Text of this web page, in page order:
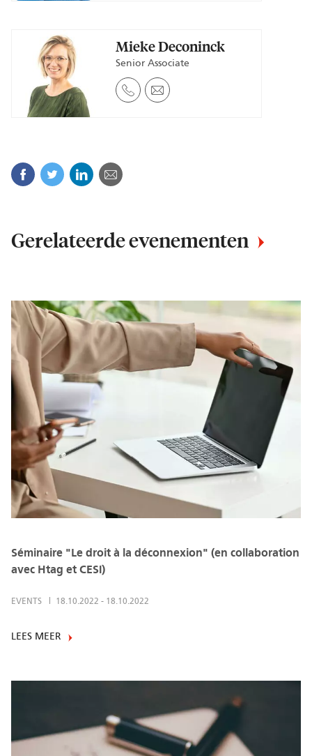
Gerelateerde evenementen
Séminaire "Le droit à la déconnexion" (en collaboration
avec Htag et CESI)
EVENTS 18.10.2022 - 18.10.2022
LEES MEER
Mieke Deconinck
Senior Associate
Facebook
TwitterLinkedinE-mail